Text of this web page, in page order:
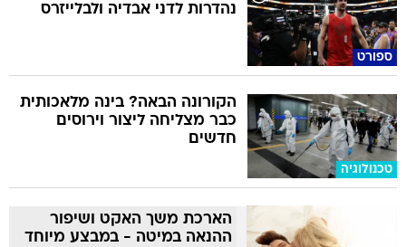
ספורט
נהדרות לדני אבדיה ולבלייזרס
טכנולוגיה
הקורונה הבאה? בינה מלאכותית
כבר מצליחה ליצור וירוסים
חדשים
הארכת משך האקט ושיפור
ההנאה במיטה - במבצע מיוחד